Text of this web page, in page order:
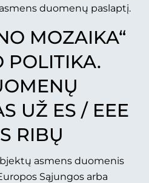
duomenų paslaptį.
MOZAIKA“
POLITIKA.
UŽ ES / EEE
RIBŲ
asmens duomenis
Sąjungos arba